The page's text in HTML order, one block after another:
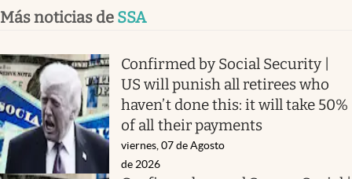
Más noticias de SSA
Confirmed by Social Security |
US will punish all retirees who
haven’t done this: it will take 50%
of all their payments
viernes, 07 de Agosto
de 2026